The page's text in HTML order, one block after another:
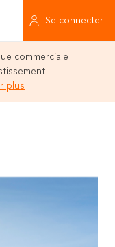
Se connecter
commerciale
plus